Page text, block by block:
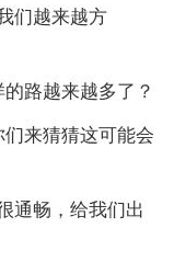
们越来越方
路越来越多了？
来猜猜这可能会
通畅，给我们出